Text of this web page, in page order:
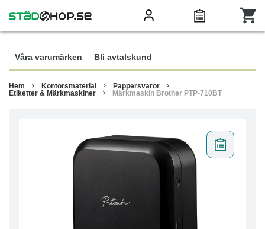
Våra varumärken Bli avtalskund
Hem Kontorsmaterial
Pappersvaror
Etiketter & Märkmaskiner
Märkmaskin Brother PTP-710BT